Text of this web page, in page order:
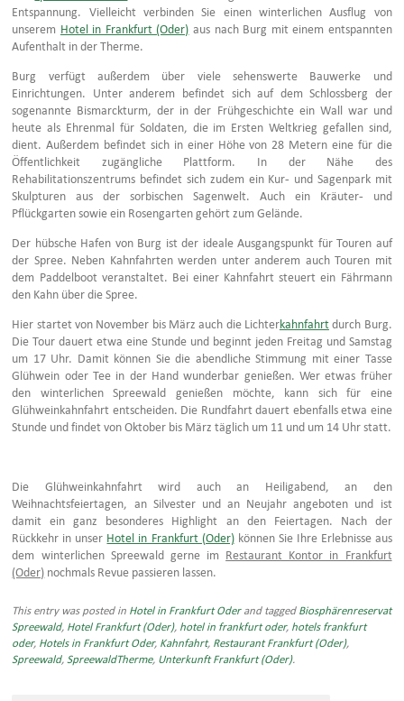
Entspannung. Vielleicht verbinden Sie einen winterlichen Ausflug von
unserem Hotel in Frankfurt (Oder) aus nach Burg mit einem entspannten
Aufenthalt in der Therme.
Burg verfügt außerdem über viele sehenswerte Bauwerke und
Einrichtungen. Unter anderem befindet sich auf dem Schlossberg der
sogenannte Bismarckturm, der in der Frühgeschichte ein Wall war und
heute als Ehrenmal für Soldaten, die im Ersten Weltkrieg gefallen sind,
dient. Außerdem befindet sich in einer Höhe von 28 Metern eine für die
Öffentlichkeit zugängliche Plattform. In der Nähe des
Rehabilitationszentrums befindet sich zudem ein Kur- und Sagenpark mit
Skulpturen aus der sorbischen Sagenwelt. Auch ein Kräuter- und
Pflückgarten sowie ein Rosengarten gehört zum Gelände.
Der hübsche Hafen von Burg ist der ideale Ausgangspunkt für Touren auf
der Spree. Neben Kahnfahrten werden unter anderem auch Touren mit
dem Paddelboot veranstaltet. Bei einer Kahnfahrt steuert ein Fährmann
den Kahn über die Spree.
Hier startet von November bis März auch die Lichterkahnfahrtdurch Burg.
Die Tour dauert etwa eine Stunde und beginnt jeden Freitag und Samstag
um 17 Uhr. Damit können Sie die abendliche Stimmung mit einer Tasse
Glühwein oder Tee in der Hand wunderbar genießen. Wer etwas früher
den winterlichen Spreewald genießen möchte, kann sich für eine
Glühweinkahnfahrt entscheiden. Die Rundfahrt dauert ebenfalls etwa eine
Stunde und findet von Oktober bis März täglich um 11 und um 14 Uhr statt.
Die Glühweinkahnfahrt wird auch an Heiligabend, an den
Weihnachtsfeiertagen, an Silvester und an Neujahr angeboten und ist
damit ein ganz besonderes Highlight an den Feiertagen. Nach der
Rückkehr in unser Hotel in Frankfurt (Oder)können Sie Ihre Erlebnisse aus
dem winterlichen Spreewald gerne im Restaurant Kontor in Frankfurt
(Oder) nochmals Revue passieren lassen.
This entry was posted in Hotel in Frankfurt Oderand tagged Biosphärenreservat
Spreewald, Hotel Frankfurt (Oder), hotel in frankfurt oder, hotels frankfurt
oder, Hotels in Frankfurt Oder, Kahnfahrt, Restaurant Frankfurt (Oder),
Spreewald, SpreewaldTherme, Unterkunft Frankfurt (Oder).